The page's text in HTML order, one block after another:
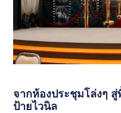
จากห้องประชุมโล่งๆ
ป้ายไวนิล